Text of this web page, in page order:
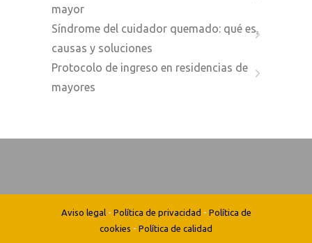
mayor
Síndrome del cuidador quemado: qué es,
causas y soluciones
Protocolo de ingreso en residencias de
mayores
Aviso legal- Política de privacidad - Política de
cookies - Política de calidad